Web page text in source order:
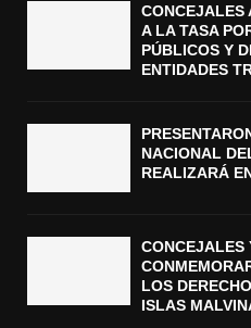
CONCEJALES
A LA TASA
PÚBLICOS Y
ENTIDADES
NACIONAL
REALIZARÁ
CONCEJALES
LOS
ISLAS